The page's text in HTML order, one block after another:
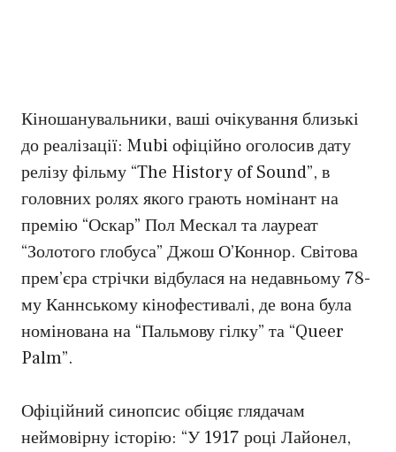
Кіношанувальники, ваші очікування близькі
до реалізації: Mubi офіційно оголосив дату
релізу фільму “The History of Sound”, в
головних ролях якого грають номінант на
премію “Оскар” Пол Мескал та лауреат
“Золотого глобуса” Джош О’Коннор. Світова
прем’єра стрічки відбулася на недавньому 78-
му Каннському кінофестивалі, де вона була
номінована на “Пальмову гілку” та “Queer
Palm”.
Офіційний синопсис обіцяє глядачам
неймовірну історію: “У 1917 році Лайонел,